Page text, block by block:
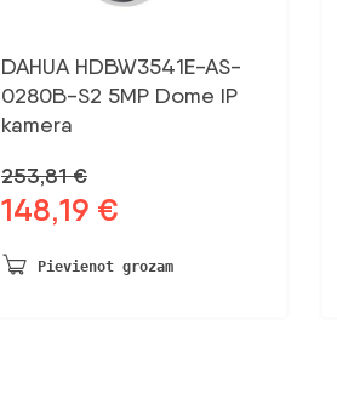
DAHUA HDBW3541E-AS-
0280B-S2 5MP Dome IP
kamera
253,81€
Sākotnējā
bija:
148,19 €
ir:
Pievienot grozam